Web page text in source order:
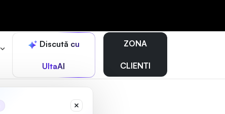
Discută cu
UltaAI
ZONA
CLIENTI